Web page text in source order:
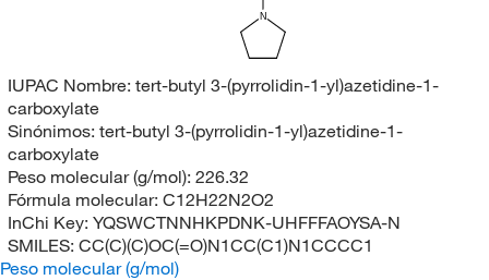
N
IUPAC Nombre: tert-butyl 3-(pyrrolidin-1-yl)azetidine-1-
carboxylate
Sinónimos: tert-butyl 3-(pyrrolidin-1-yl)azetidine-1-
carboxylate
Peso molecular (g/mol): 226.32
Fórmula molecular: C12H22N2O2
InChi Key: YQSWCTNNHKPDNK-UHFFFAOYSA-N
SMILES: CC(C)(C)OC(=O)N1CC(C1)N1CCCC1
Peso molecular (g/mol)